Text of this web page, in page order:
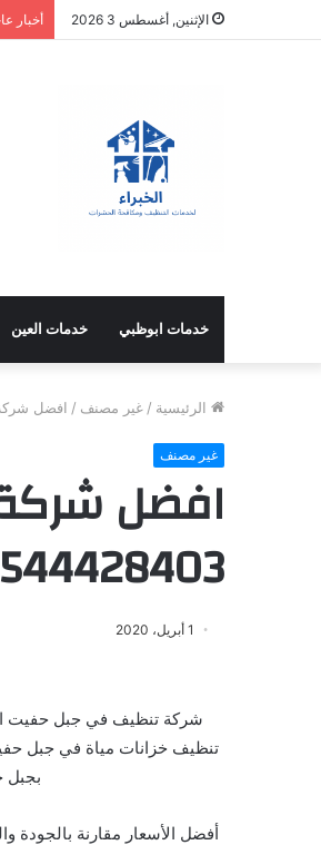
الإثنين, أغسطس 3 2026 أخبار
خدمات ابوظبي خدمات العين
الرئيسية / غير مصنف / افضل شركة
غير مصنف
افضل
1 أبريل، 2020
شركة تنظيف في جبل حفيت
تنظيف خزانات مياة في جبل
بجبل
أفضل الأسعار مقارنة بالجودة